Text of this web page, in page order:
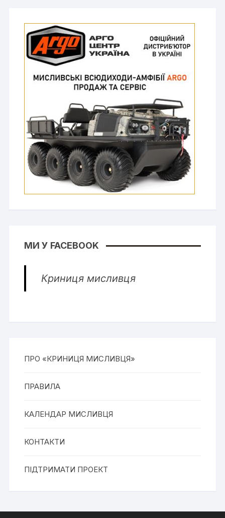
МИ У FACEBOOK
Криниця мисливця
ПРО «КРИНИЦЯ МИСЛИВЦЯ»
ПРАВИЛА
КАЛЕНДАР МИСЛИВЦЯ
КОНТАКТИ
ПІДТРИМАТИ ПРОЕКТ